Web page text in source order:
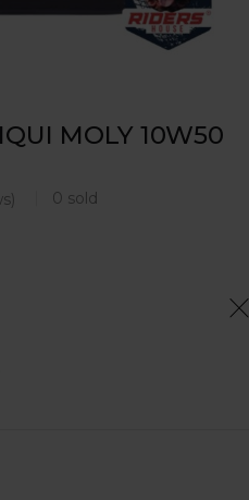
MOLY 10W50
0 sold